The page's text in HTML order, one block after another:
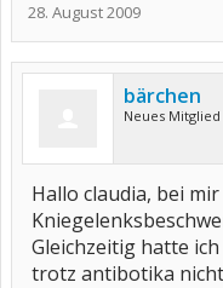
28. August 2009
bärchen
Neues Mitglied
Hallo claudia, bei
Gleichzeitig hatte
trotz antibotika